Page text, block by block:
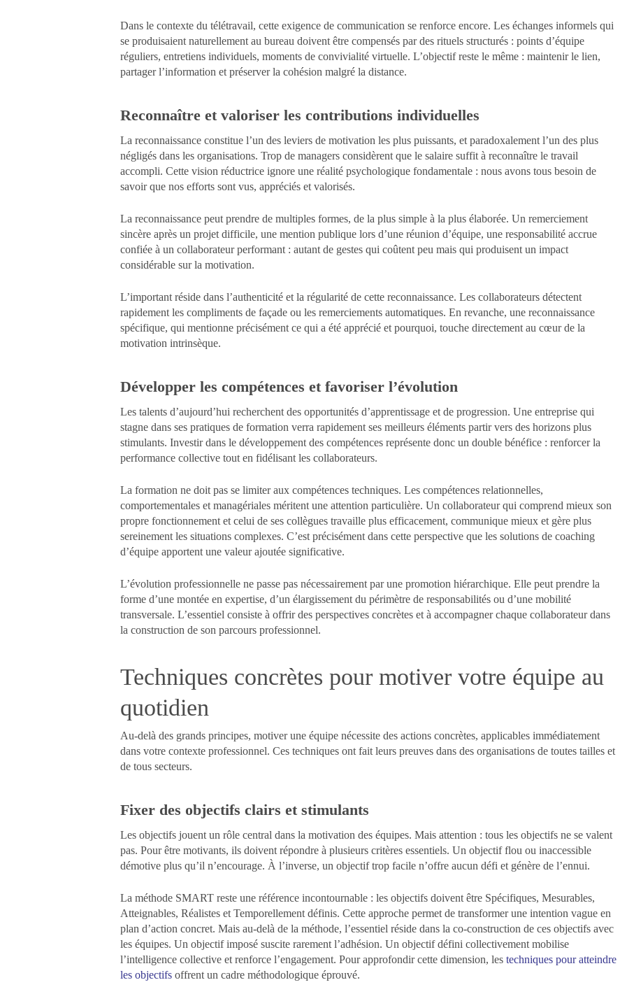
Dans le contexte du télétravail, cette exigence de communication se renforce encore. Les échanges informels qui
se produisaient naturellement au bureau doivent être compensés par des rituels structurés : points d’équipe
réguliers, entretiens individuels, moments de convivialité virtuelle. L’objectif reste le même : maintenir le lien,
partager l’information et préserver la cohésion malgré la distance.
Reconnaître et valoriser les contributions individuelles
La reconnaissance constitue l’un des leviers de motivation les plus puissants, et paradoxalement l’un des plus
négligés dans les organisations. Trop de managers considèrent que le salaire suffit à reconnaître le travail
accompli. Cette vision réductrice ignore une réalité psychologique fondamentale : nous avons tous besoin de
savoir que nos efforts sont vus, appréciés et valorisés.
La reconnaissance peut prendre de multiples formes, de la plus simple à la plus élaborée. Un remerciement
sincère après un projet difficile, une mention publique lors d’une réunion d’équipe, une responsabilité accrue
confiée à un collaborateur performant : autant de gestes qui coûtent peu mais qui produisent un impact
considérable sur la motivation.
L’important réside dans l’authenticité et la régularité de cette reconnaissance. Les collaborateurs détectent
rapidement les compliments de façade ou les remerciements automatiques. En revanche, une reconnaissance
spécifique, qui mentionne précisément ce qui a été apprécié et pourquoi, touche directement au cœur de la
motivation intrinsèque.
Développer les compétences et favoriser l’évolution
Les talents d’aujourd’hui recherchent des opportunités d’apprentissage et de progression. Une entreprise qui
stagne dans ses pratiques de formation verra rapidement ses meilleurs éléments partir vers des horizons plus
stimulants. Investir dans le développement des compétences représente donc un double bénéfice : renforcer la
performance collective tout en fidélisant les collaborateurs.
La formation ne doit pas se limiter aux compétences techniques. Les compétences relationnelles,
comportementales et managériales méritent une attention particulière. Un collaborateur qui comprend mieux son
propre fonctionnement et celui de ses collègues travaille plus efficacement, communique mieux et gère plus
sereinement les situations complexes. C’est précisément dans cette perspective que les solutions de coaching
d’équipe apportent une valeur ajoutée significative.
L’évolution professionnelle ne passe pas nécessairement par une promotion hiérarchique. Elle peut prendre la
forme d’une montée en expertise, d’un élargissement du périmètre de responsabilités ou d’une mobilité
transversale. L’essentiel consiste à offrir des perspectives concrètes et à accompagner chaque collaborateur dans
la construction de son parcours professionnel.
Techniques concrètes pour motiver votre équipe au
quotidien
Au-delà des grands principes, motiver une équipe nécessite des actions concrètes, applicables immédiatement
dans votre contexte professionnel. Ces techniques ont fait leurs preuves dans des organisations de toutes tailles et
de tous secteurs.
Fixer des objectifs clairs et stimulants
Les objectifs jouent un rôle central dans la motivation des équipes. Mais attention : tous les objectifs ne se valent
pas. Pour être motivants, ils doivent répondre à plusieurs critères essentiels. Un objectif flou ou inaccessible
démotive plus qu’il n’encourage. À l’inverse, un objectif trop facile n’offre aucun défi et génère de l’ennui.
La méthode SMART reste une référence incontournable : les objectifs doivent être Spécifiques, Mesurables,
Atteignables, Réalistes et Temporellement définis. Cette approche permet de transformer une intention vague en
plan d’action concret. Mais au-delà de la méthode, l’essentiel réside dans la co-construction de ces objectifs avec
les équipes. Un objectif imposé suscite rarement l’adhésion. Un objectif défini collectivement mobilise
l’intelligence collective et renforce l’engagement. Pour approfondir cette dimension, les techniques pour atteindre
les objectifsoffrent un cadre méthodologique éprouvé.